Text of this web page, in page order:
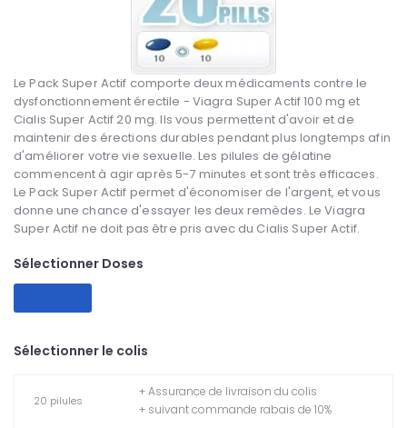
Le Pack Super Actif comporte deux médicaments contre le
dysfonctionnement érectile - Viagra Super Actif 100 mg et
Cialis Super Actif 20 mg. Ils vous permettent d'avoir et de
maintenir des érections durables pendant plus longtemps afin
d'améliorer votre vie sexuelle. Les pilules de gélatine
commencent à agir après 5-7 minutes et sont très efficaces.
Le Pack Super Actif permet d'économiser de l'argent, et vous
donne une chance d'essayer les deux remèdes. Le Viagra
Super Actif ne doit pas être pris avec du Cialis Super Actif.
Sélectionner Doses
Sélectionner le colis
20 pilules
+ Assurance de livraison du colis
+ suivant commande rabais de 10%